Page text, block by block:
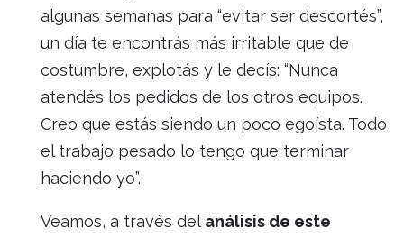
algunas semanas para “evitar ser descortés”,
un día te encontrás más irritable que de
costumbre, explotás y le decís: “Nunca
atendés los pedidos de los otros equipos.
Creo que estás siendo un poco egoísta. Todo
el trabajo pesado lo tengo que terminar
haciendo yo”.
Veamos, a través delanálisis de este